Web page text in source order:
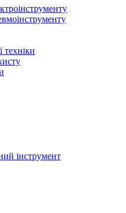
техніки
інструмент